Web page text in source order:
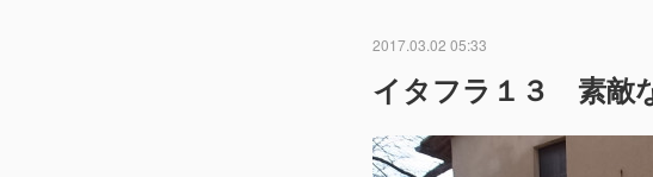
2017.03.02 05:33
イタフラ１３ 素敵